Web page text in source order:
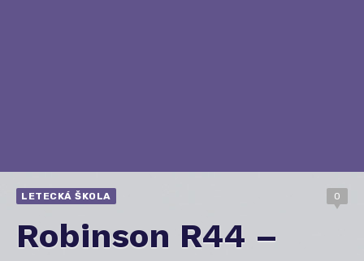
LETECKÁ ŠKOLA 0
Robinson R44 –